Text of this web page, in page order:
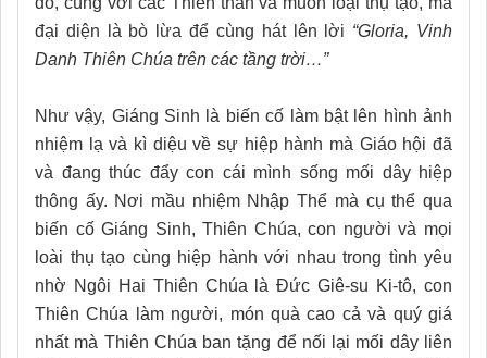
đại diện là bò lừa để cùng hát lên lời “Gloria, Vinh
Danh Thiên Chúa trên các tầng trời…”
Như vậy, Giáng Sinh là biến cố làm bật lên hình ảnh
nhiệm lạ và kì diệu về sự hiệp hành mà Giáo hội đã
và đang thúc đẩy con cái mình sống mối dây hiệp
thông ấy. Nơi mầu nhiệm Nhập Thể mà cụ thể qua
biến cố Giáng Sinh, Thiên Chúa, con người và mọi
loài thụ tạo cùng hiệp hành với nhau trong tình yêu
nhờ Ngôi Hai Thiên Chúa là Đức Giê-su Ki-tô, con
Thiên Chúa làm người, món quà cao cả và quý giá
nhất mà Thiên Chúa ban tặng để nối lại mối dây liên